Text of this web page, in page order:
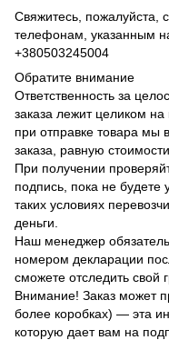
Свяжитесь,
телефонам, указанным
+380503245004
Обратите внимание
Ответственность за
заказа лежит целиком
при отправке товара мы
заказа, равную стоимости
При получении
подпись, пока не будете
таких условиях
деньги.
Наш менеджер
номером декларации
сможете отследить свой
Внимание! Заказ может
более коробках) — эта
которую дает вам на